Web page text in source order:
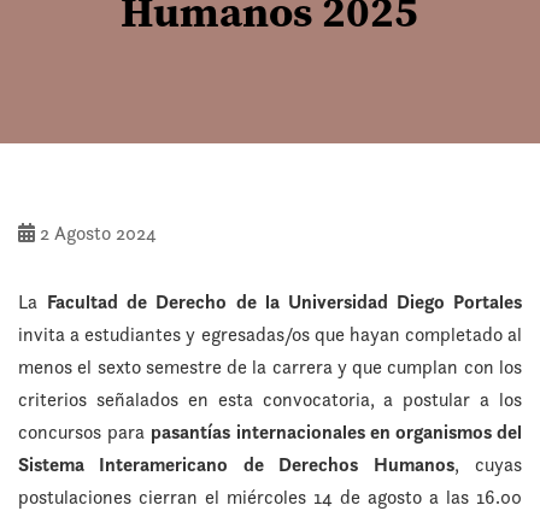
2 Agosto 2024
La Facultad de Derecho de la Universidad Diego Portales
invita a estudiantes y egresadas/os que hayan completado al
menos el sexto semestre de la carrera y que cumplan con los
criterios señalados en esta convocatoria, a postular a los
concursos para pasantías internacionales en organismos del
Sistema Interamericano de Derechos Humanos, cuyas
postulaciones cierran el miércoles 14 de agosto a las 16.00